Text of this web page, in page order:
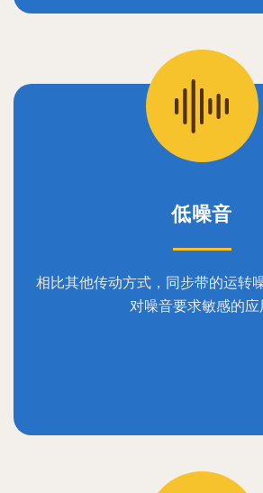
低噪音
相比其他传动方式，同步带的运转
对噪音要求敏感的应